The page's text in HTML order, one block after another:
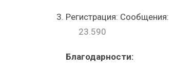
Регистрация: Сообщения:
23.590
Благодарности: